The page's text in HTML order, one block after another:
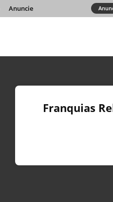
Anuncie
Franquias